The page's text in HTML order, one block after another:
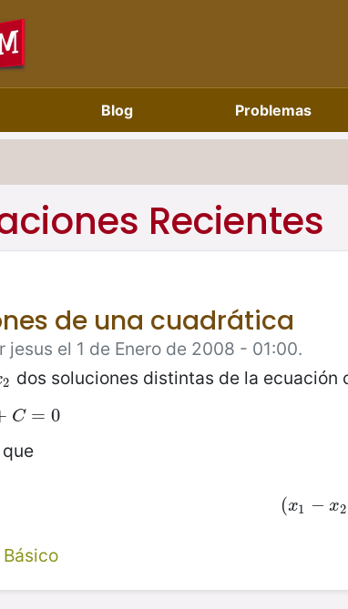
Blog Problemas
Recientes
de una cuadrática
jesus el 1 de Enero de 2008 - 01:00.
2
2 dos soluciones distintas de la ecuación
C = 0
0
(x1 − x2
(x 1− x2
Básico